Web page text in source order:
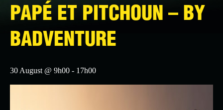
PAPÉ ET PITCHOUN – BY
BADVENTURE
30 August @ 9h00 - 17h00